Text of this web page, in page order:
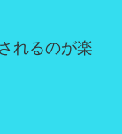
れるのが楽